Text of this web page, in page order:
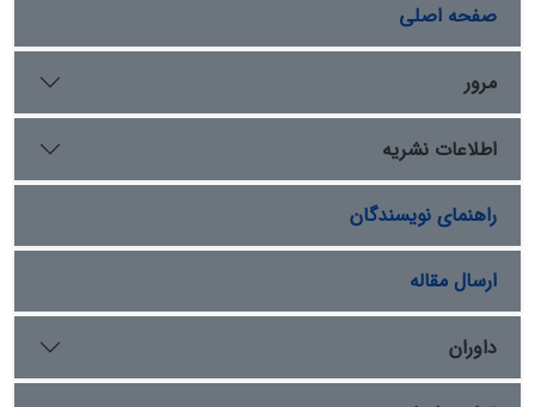
صفحه اصلی
مرور
اطلاعات نشریه
راهنمای نویسندگان
ارسال مقاله
داوران